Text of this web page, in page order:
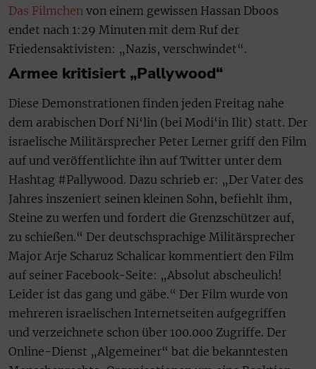
Das Filmchen von einem gewissen Hassan Dboos
endet nach 1:29 Minuten mit dem Ruf der
Friedensaktivisten: „Nazis, verschwindet“.
Armee kritisiert „Pallywood“
Diese Demonstrationen finden jeden Freitag nahe
dem arabischen Dorf Ni‘lin (bei Modi‘in Ilit) statt. Der
israelische Militärsprecher Peter Lerner griff den Film
auf und veröffentlichte ihn auf Twitter unter dem
Hashtag #Pallywood. Dazu schrieb er: „Der Vater des
Jahres inszeniert seinen kleinen Sohn, befiehlt ihm,
Steine zu werfen und fordert die Grenzschützer auf,
zu schießen.“ Der deutschsprachige Militärsprecher
Major Arje Scharuz Schalicar kommentiert den Film
auf seiner Facebook-Seite: „Absolut abscheulich!
Leider ist das gang und gäbe.“ Der Film wurde von
mehreren israelischen Internetseiten aufgegriffen
und verzeichnete schon über 100.000 Zugriffe. Der
Online-Dienst „Algemeiner“ bat die bekanntesten